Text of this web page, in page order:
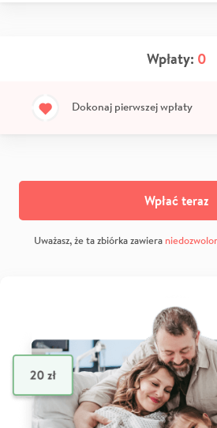
Wpłaty: 0
Dokonaj pierwszej wpłaty
Wpłać teraz
Uważasz, że ta zbiórka zawiera